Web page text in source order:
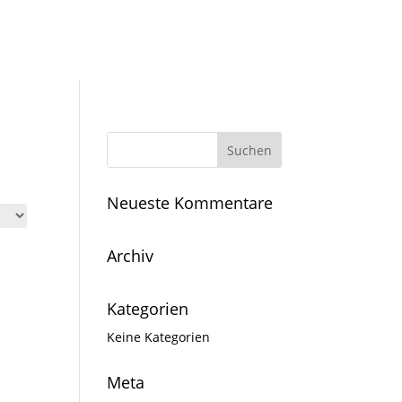
Neueste Kommentare
Archiv
Kategorien
Keine Kategorien
Meta